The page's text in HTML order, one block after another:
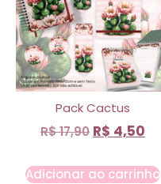
Pack Cactus
R$17,90 R$ 4,50
Adicionar ao carrinho